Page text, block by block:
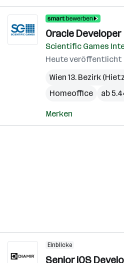
Oracle Developer
Scientific Games
Heute veröffentlicht
Wien 13. Bezirk
Homeoffice
ab
Merken
Einblicke
Senior iOS